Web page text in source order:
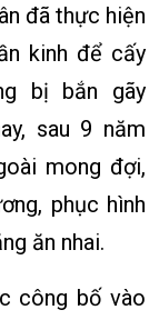
đã thực hiện
kinh để cấy
bị bắn gãy
sau 9 năm
mong đợi,
phục hình
ăn nhai.
công bố vào